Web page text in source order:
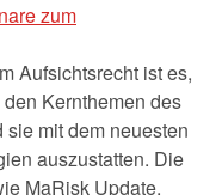
zum
Aufsichtsrecht ist es,
Kernthemen des
mit dem neuesten
auszustatten. Die
MaRisk Update,